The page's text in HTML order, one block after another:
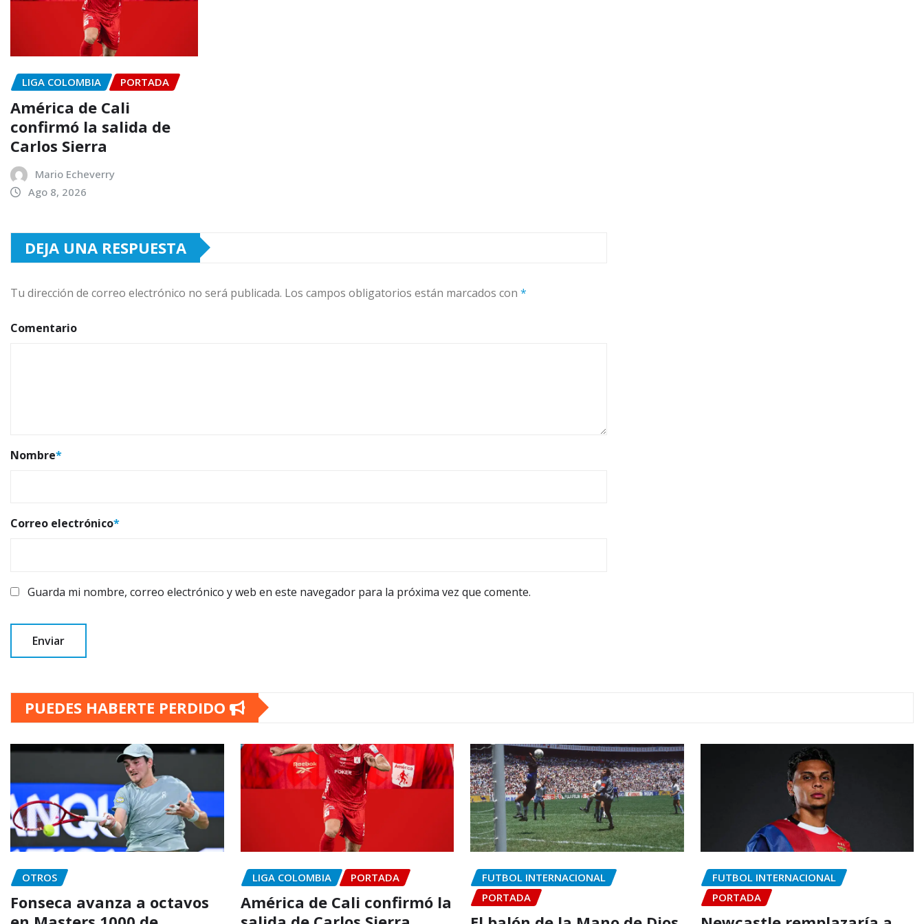
LIGA COLOMBIA PORTADA
América de Cali
confirmó la salida de
Carlos Sierra
Mario Echeverry
Ago 8, 2026
DEJA UNA RESPUESTA
Tu dirección de correo electrónico no será publicada. Los campos obligatorios están marcados con *
Comentario
Nombre*
Correo electrónico*
Guarda mi nombre, correo electrónico y web en este navegador para la próxima vez que comente.
PUEDES HABERTE PERDIDO
OTROS
Fonseca avanza a octavos
LIGA COLOMBIA PORTADA
América de Cali confirmó la
FUTBOL INTERNACIONAL
PORTADA
FUTBOL INTERNACIONAL
PORTADA